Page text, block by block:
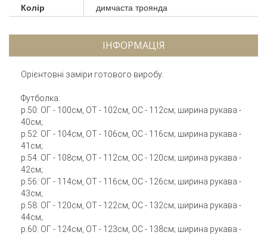
Колір димчаста троянда
ІНФОРМАЦІЯ
Орієнтовні заміри готового виробу:
Футболка:
р.50: ОГ - 100см, ОТ - 102см, ОС - 112см; ширина рукава -
40см;
р.52: ОГ - 104см, ОТ - 106см, ОС - 116см; ширина рукава -
41см;
р.54: ОГ - 108см, ОТ - 112см, ОС - 120см; ширина рукава -
42см;
р.56: ОГ - 114см, ОТ - 116см, ОС - 126см; ширина рукава -
43см;
р.58: ОГ - 120см, ОТ - 122см, ОС - 132см; ширина рукава -
44см;
р.60: ОГ - 124см, ОТ - 123см, ОС - 138см; ширина рукава -